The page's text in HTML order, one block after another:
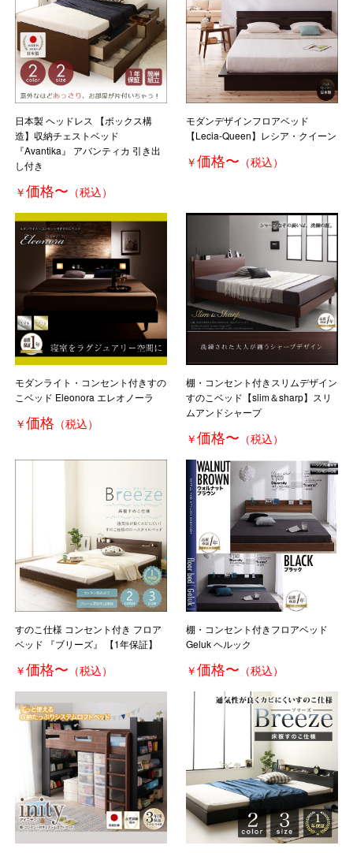
日本製 ヘッドレス 【ボックス構
造】収納チェストベッド
『Avantika』 アバンティカ 引き出
し付き
￥価格〜 （税込）
モダンデザインフロアベッド
【Lecia-Queen】レシア・クイーン
￥価格〜 （税込）
モダンライト・コンセント付きすの
こベッド Eleonora エレオノーラ
￥価格 （税込）
棚・コンセント付きスリムデザイン
すのこベッド【slim＆sharp】スリ
ムアンドシャープ
￥価格〜 （税込）
すのこ仕様 コンセント付き フロア
ベッド 『ブリーズ』 【1年保証】
￥価格〜 （税込）
棚・コンセント付きフロアベッド
Geluk ヘルック
￥価格〜 （税込）